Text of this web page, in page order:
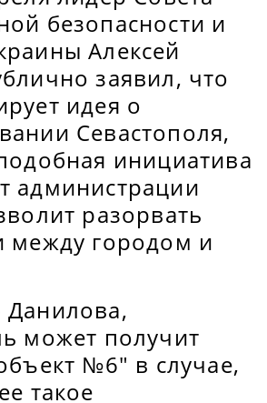
безопасности и
Алексей
заявил, что
идея о
Севастополя,
инициатива
администрации
разорвать
между городом и
может получит
№6" в случае,
такое